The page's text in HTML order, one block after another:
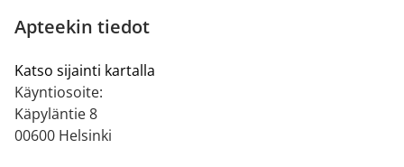
Apteekin tiedot
Katso sijainti kartalla
Käyntiosoite:
Käpyläntie 8
00600 Helsinki